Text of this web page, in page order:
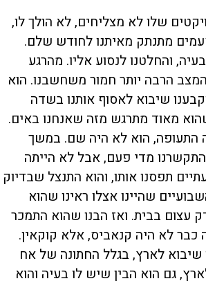
שלו לא מצליחים, לא הולך לו,
מתנתק מאיתנו לחודש שלם.
והחלטנו לנסוע אליו. מהרגע
הרבה יותר חמור משחשבנו. הוא
שיבוא לאסוף אותנו בשדה
מאוד מתרגש מזה שאנחנו באים.
התעופה, הוא לא היה שם. במשך
התקשרנו מדי פעם, אבל לא הייתה
תפסנו אותו, והוא התנצל שבדיוק
שהיינו אצלו ראינו שהוא
עצום בבית. ואז הבנו שהוא התמכר
כבר לא היה קנאביס, אלא קוקאין.
שיבוא לארץ, בגלל החתונה של אח
גם הוא הבין שיש לו בעיה והוא